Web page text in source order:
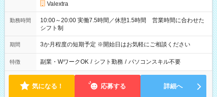
Valextra
勤務時間
10:00～20:00 実働7.5時間／休憩1.5時間 営業時間に合わせた
シフト制
期間 3か月程度の短期予定 ※開始日はお気軽にご相談ください
特徴 副業・WワークOK / シフト勤務 / パソコンスキル不要
気になる！ 応募する 詳細へ